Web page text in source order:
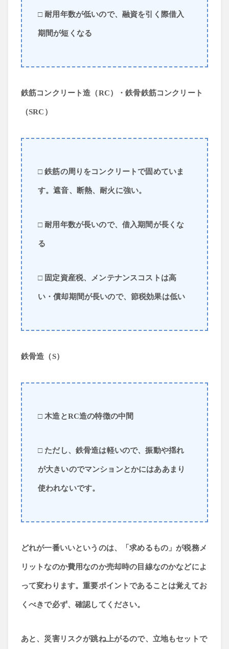
□ 耐用年数が低いので、融資を引く際借入
期間が短くなる
鉄筋コンクリート造（RC）・鉄骨鉄筋コンクリート
（SRC）
□ 鉄筋の周りをコンクリートで固めていま
す。遮音、断熱、耐火に強い。
□ 耐用年数が長いので、借入期間が長くな
る
□ 固定資産税、メンテナンスコストは高
い・償却期間が長いので、節税効果は低い
鉄骨造（S）
□ 木造とRC造の特徴の中間
□ ただし、鉄骨造は軽いので、振動や揺れ
が大きいのでマンションとかにはああまり
使われないです。
どれが一番いいというのは、「求めるもの」が税務メ
リットなのか費用なのか売却時の目線なのかなどによ
って変わります。重要ポイントであることは覚えてお
くべきで必ず、確認してください。
あと、災害リスクが跳ね上がるので、立地もセットで